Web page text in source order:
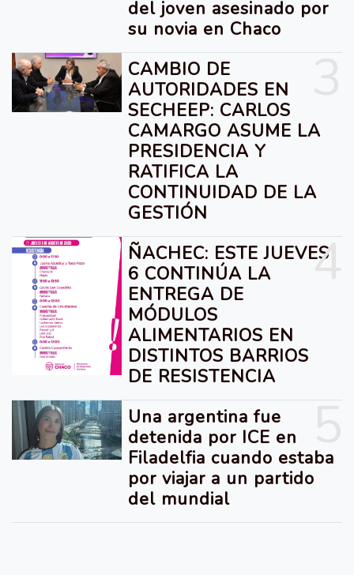
del joven asesinado por
su novia en Chaco
CAMBIO DE
AUTORIDADES EN
SECHEEP: CARLOS
CAMARGO ASUME LA
PRESIDENCIA Y
RATIFICA LA
CONTINUIDAD DE LA
GESTIÓN
4
ÑACHEC: ESTE JUEVES
6 CONTINÚA LA
ENTREGA DE
MÓDULOS
ALIMENTARIOS EN
DISTINTOS BARRIOS
DE RESISTENCIA
Una argentina fue
detenida por ICE en
Filadelfia cuando estaba
por viajar a un partido
del mundial